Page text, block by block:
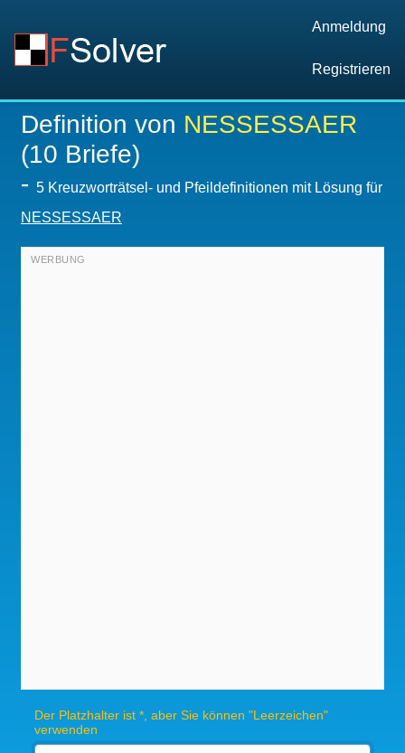
Anmeldung
Registrieren
Definition von NESSESSAER
(10 Briefe)
- 5 Kreuzworträtsel- und Pfeildefinitionen mit Lösung für
NESSESSAER
Der Platzhalter ist *, aber Sie können "Leerzeichen"
verwenden